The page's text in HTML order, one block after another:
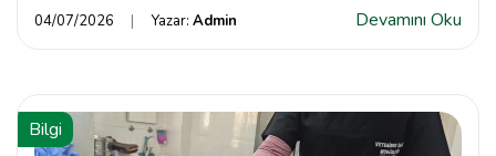
04/07/2026 Yazar: Admin Devamını Oku
Bilgi